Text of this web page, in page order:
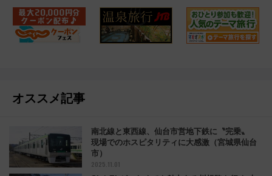
オススメ記事
南北線と東西線、仙台市営地下鉄に〝完乗〟
現場でのホスピタリティに大感激（宮城県仙台
市）
2025.11.01